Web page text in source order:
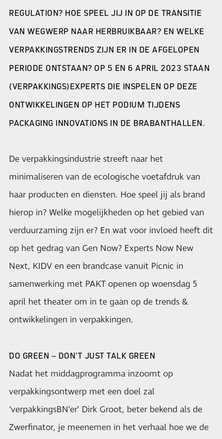
REGULATION? HOE SPEEL JIJ IN OP DE TRANSITIE
VAN WEGWERP NAAR HERBRUIKBAAR? EN WELKE
VERPAKKINGSTRENDS ZIJN ER IN DE AFGELOPEN
PERIODE ONTSTAAN? OP 5 EN 6 APRIL 2023 STAAN
(VERPAKKINGS)EXPERTS DIE INSPELEN OP DEZE
ONTWIKKELINGEN OP HET PODIUM TIJDENS
PACKAGING INNOVATIONS IN DE BRABANTHALLEN.
De verpakkingsindustrie streeft naar het
minimaliseren van de ecologische voetafdruk van
haar producten en diensten. Hoe speel jij als brand
hierop in? Welke mogelijkheden op het gebied van
verduurzaming zijn er? En wat voor invloed heeft dit
op het gedrag van Gen Now? Experts Now New
Next, KIDV en een brandcase vanuit Picnic in
samenwerking met PAKT openen op woensdag 5
april het theater om in te gaan op de trends &
ontwikkelingen in verpakkingen.
DO GREEN – DON’T JUST TALK GREEN
Nadat het middagprogramma inzoomt op
verpakkingsontwerp met een doel zal
‘verpakkingsBN’er’ Dirk Groot, beter bekend als de
Zwerfinator, je meenemen in het verhaal hoe we de